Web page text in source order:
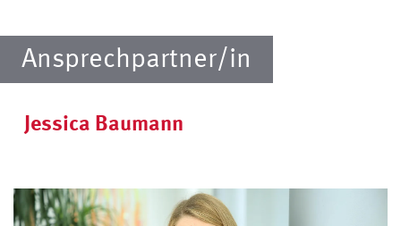
Ansprechpartner/in
Jessica Baumann